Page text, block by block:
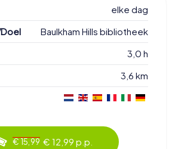
elke dag
Baulkham Hills bibliotheek
3,0 h
3,6 km
€ 15,99 € 12,99 p.p.